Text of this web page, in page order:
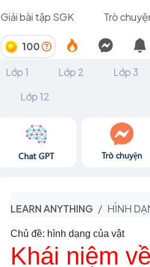
Giải bài tập SGK Trò
100
Lớp 1
Lớp 2 Lớp 3
Lớp 12
Chat GPT Trò chuyện
LEARN ANYTHING HÌNH
Chủ đề: hình dạng của vật
Khái niệm